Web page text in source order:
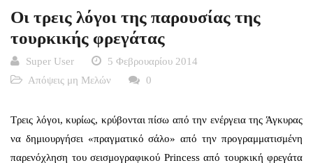
Οι τρεις λόγοι της παρουσίας της
τουρκικής φρεγάτας
Super User
5 Φεβρουαρίου 2014
Απόψεις μη Μελών
0
Τρεις λόγοι, κυρίως, κρύβονται πίσω από την ενέργεια της Άγκυρας
να δημιουργήσει «πραγματικό σάλο» από την προγραμματισμένη
παρενόχληση του σεισμογραφικού Princess από τουρκική φρεγάτα